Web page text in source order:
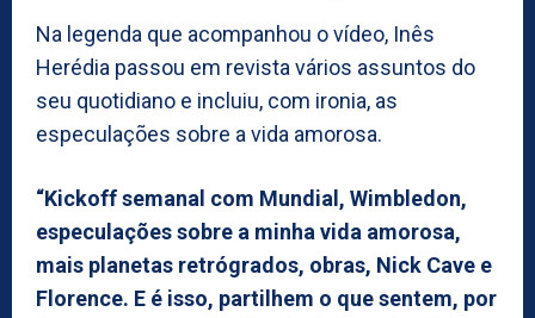
Na legenda que acompanhou o vídeo, Inês
Herédia passou em revista vários assuntos do
seu quotidiano e incluiu, com ironia, as
especulações sobre a vida amorosa.
“Kickoff semanal com Mundial, Wimbledon,
especulações sobre a minha vida amorosa,
mais planetas retrógrados, obras, Nick Cave e
Florence. E é isso, partilhem o que sentem, por